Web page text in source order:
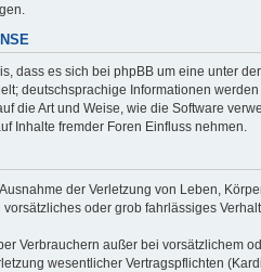
dass es sich bei phpBB um eine unter der
deutschsprachige Informationen
die Art und Weise, wie die Software
Inhalte fremder Foren Einfluss nehmen.
der Verletzung von Leben,
oder grob fahrlässiges
Verbrauchern außer bei vorsätzlichem
wesentlicher Vertragspflichten